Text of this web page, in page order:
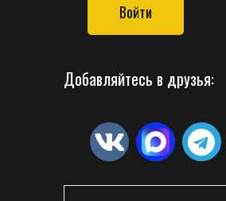
Войти
Добавляйтесь в друзья: